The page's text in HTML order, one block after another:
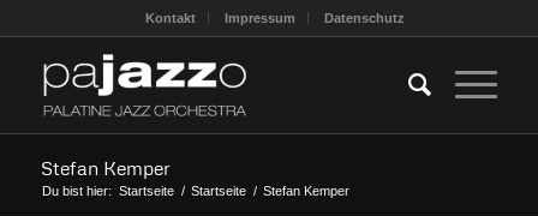
Kontakt Impressum Datenschutz
Stefan Kemper
Du bist hier: Startseite / Startseite / Stefan Kemper